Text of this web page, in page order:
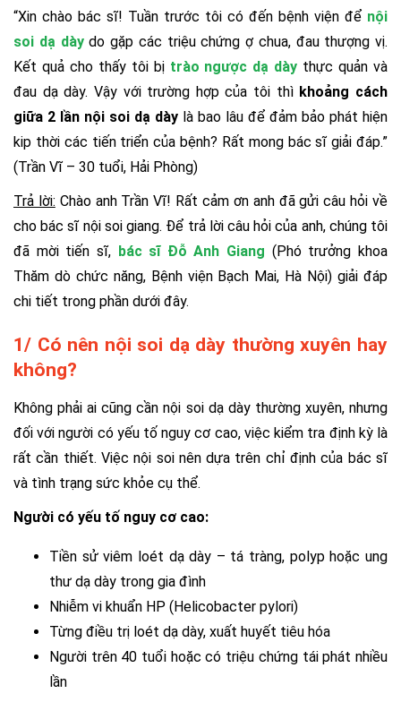
“Xin chào bác sĩ! Tuần trước tôi có đến bệnh viện để nội
soi dạ dàydo gặp các triệu chứng ợ chua, đau thượng vị.
Kết quả cho thấy tôi bị trào ngược dạ dày thực quản và
đau dạ dày. Vậy với trường hợp của tôi thì khoảng cách
giữa 2 lần nội soi dạ dày là bao lâu để đảm bảo phát hiện
kip thời các tiến triển của bệnh? Rất mong bác sĩ giải đáp.”
(Trần Vĩ – 30 tuổi, Hải Phòng)
Trả lời: Chào anh Trần Vĩ! Rất cảm ơn anh đã gửi câu hỏi về
cho bác sĩ nội soi giang. Để trả lời câu hỏi của anh, chúng tôi
đã mời tiến sĩ, bác sĩ Đỗ Anh Giang (Phó trưởng khoa
Thăm dò chức năng, Bệnh viện Bạch Mai, Hà Nội) giải đáp
chi tiết trong phần dưới đây.
1/ Có nên nội soi dạ dày thường xuyên hay
không?
Không phải ai cũng cần nội soi dạ dày thường xuyên, nhưng
đối với người có yếu tố nguy cơ cao, việc kiểm tra định kỳ là
rất cần thiết. Việc nội soi nên dựa trên chỉ định của bác sĩ
và tình trạng sức khỏe cụ thể.
Người có yếu tố nguy cơ cao:
Tiền sử viêm loét dạ dày – tá tràng, polyp hoặc ung
thư dạ dày trong gia đình
Nhiễm vi khuẩn HP (Helicobacter pylori)
Từng điều trị loét dạ dày, xuất huyết tiêu hóa
Người trên 40 tuổi hoặc có triệu chứng tái phát nhiều
lần